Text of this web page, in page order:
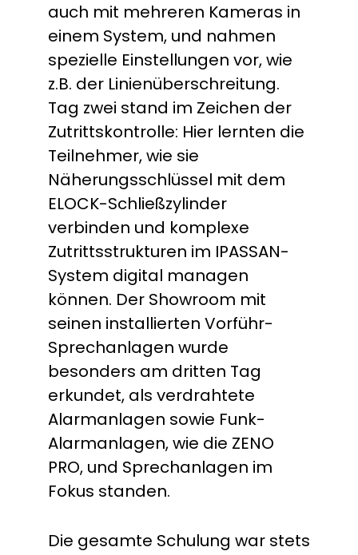
auch mit mehreren Kameras in
einem System, und nahmen
spezielle Einstellungen vor, wie
z.B. der Linienüberschreitung.
Tag zwei stand im Zeichen der
Zutrittskontrolle: Hier lernten die
Teilnehmer, wie sie
Näherungsschlüssel mit dem
ELOCK-Schließzylinder
verbinden und komplexe
Zutrittsstrukturen im IPASSAN-
System digital managen
können. Der Showroom mit
seinen installierten Vorführ-
Sprechanlagen wurde
besonders am dritten Tag
erkundet, als verdrahtete
Alarmanlagen sowie Funk-
Alarmanlagen, wie die ZENO
PRO, und Sprechanlagen im
Fokus standen.
Die gesamte Schulung war stets